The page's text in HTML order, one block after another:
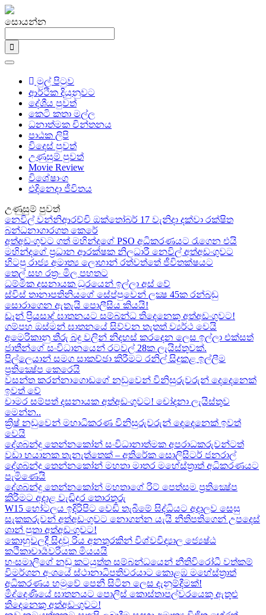
සොයන්න
මුල් පිටුව
ආර්ථික දියුනුවට
දේශීය පුවත්
කෙටි කතා මල්ල
ධනාත්මක චින්තනය
පාඨක ලිපි
විදෙස් පුවත්
උණුසුම් පුවත්
Movie Review
විශේෂාංග
එදිනෙදා ජීවිතය
උණුසුම් පුවත්
නෙවිල් වන්නිආරච්චි ඔක්තෝබර් 17 වැනිදා දක්වා රක්ෂිත
බන්ධනාගාරගත කෙරේ
අත්අඩංගුවට ගත් මහින්දගේ PSO අධිකරණයට රැගෙන එයි
මහින්දගේ ප්‍රධාන ආරක්ෂක නිලධාරී නෙවිල් අත්අඩංගුවට
හිටපු රාජ්‍ය අමාත්‍ය ලොහාන් රත්වත්තේ ජීවිතක්ෂයට
තෙල් සහ රත්‍රං මිල පහතට
ධම්මික දසනායක ධූරයෙන් ඉල්ලා අස් වේ
ස්විස් තානාපතිනියගේ සේප්පුවෙන් ලක්‍ෂ 45ක රන්බඩු
සොරාගෙන ඇතැයි පොලීසිය කියයි!
ඩෑන් ප්‍රියසාද් ඝාතනයට සම්බන්ධ තිදෙනෙකු අත්අඩංගුවට​!
ගම්පහ ඔස්මන් ඝාතනයේ සිව්වන තැතත් ව්‍යර්ථ වෙයි
අමෙරිකානු තීරු බදු වලින් නිදහස් කරදෙන ලෙස ඉල්ලා එක්සත්
ජාතීන්ගේ සංවිධානයෙන් රටවල් 28ක ලැයිස්තුවක්.
පිල්ලෙයාන් සමග සාකච්ඡා කිරීමට රනිල් සිදුකළ ඉල්ලීම
ප්‍රතික්‍ෂේප කෙරෙයි
වසන්ත කරන්නාගොඩගේ නඩුවෙන් විනිසුරුවරුන් දෙදෙනෙක්
ඉවත් වේ
චාමර සම්පත් දසනායක අත්අඩංගුවට​! චෝදනා ලැයිස්තුව
මෙන්න​..
ක්‍රිෂ් නඩුවෙන් මහාධිකරණ විනිසුරුවරුන් දෙදෙනෙක් ඉවත්
වෙයි
දේශබන්දු තෙන්නකෝන් සංවිධානාත්මක අපරාධකරුවන්ටත්
වඩා භයානක තැනැත්තෙක් – අතිරේක සොලිසිටර් ජනරාල්
දේශබන්දු තෙන්නකෝන් මහතා මාතර මහේස්ත්‍රාත් අධිකරණයට
පැමිණෙයි
දේශබන්දු තෙන්නකෝන් මහතාගේ රිට් පෙත්සම ප්‍රතික්‍ෂේප
කිරීමට අදාළ වැඩිදුර තොරතුරු
W15 හෝටලය ඉදිරිපිට වෙඩි තැබීමේ සිද්ධියට අදාලව​ සෙසු
සැකකරුවන් අත්අඩංගුවට නොගන්න යැයි නීතිපතිගෙන් උපදෙස්
ශාන් පුතා අත්අඩංගුවට!
කොහුවලදී සිදුවූ රිය අනතුරකින් විශ්වවිද්‍යාල ජ්‍යෙෂ්ඨ
කථිකාචාර්‍යවරියක මියයයි
හංසමාලිගේ නඩු කටයුත්ත සම්බන්ධයෙන් නීතිවිරෝධී වත්කම්
විමර්ශන අංශයේ ස්ථානාධිපතිවරයාට කොළඹ මහේස්ත්‍රාත්
අධිකරණය හමුවේ පෙනී සිටින ලෙස දැනුම්දීමක්!
මිද්දෙණියේ ඝාතනයට පොලිස් කොස්තාපල්වරයෙකු ඇතුළු
තිදෙනෙකු අත්අඩංගුවට​!